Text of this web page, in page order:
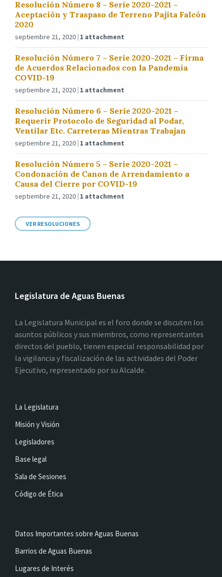
Resolución Número 8 – Serie 2020-2021 –
Aceptación y Traspaso de Terreno Pajita Falcón
2020
septiembre 21, 2020 1 attachment
Resolución Número 7 – Serie 2020-2021 – Firma
de Acuerdos Relacionados con la Pandemia
COVID-19
septiembre 21, 2020 1 attachment
Resolución Número 6 – Serie 2020-2021 –
Requerir Protocolo de Seguridad al Podar,
Ventilar Etc. Carreteras Mientras Trabajan
septiembre 21, 2020 1 attachment
Resolución Número 5 – Serie 2020-2021 –
Condonación de Canon de Arrendamiento a
Causa del Cierre por COVID-19
septiembre 21, 2020 1 attachment
VER RESOLUCIONES
Legislatura de Aguas Buenas
La Legislatura Municipal es el foro donde se discuten los
asuntos públicos y sus miembros, como representantes
directos del pueblo, tienen especial responsabilidad por
la vigilancia y fiscalización de las actividades del Poder
Ejecutivo, representado por su Alcalde.
La Legislatura
Misión y Visión
Legisladores
Base legal
Sala de Sesiones
Código de Ética
Datos Importantes sobre Aguas Buenas
Barrios de Aguas Buenas
Lugares de Interés